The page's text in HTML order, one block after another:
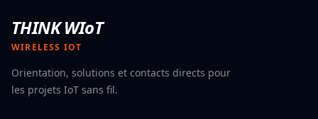
THINK WIoT
WIRELESS IOT
Orientation, solutions et contacts directs pour
les projets IoT sans fil.